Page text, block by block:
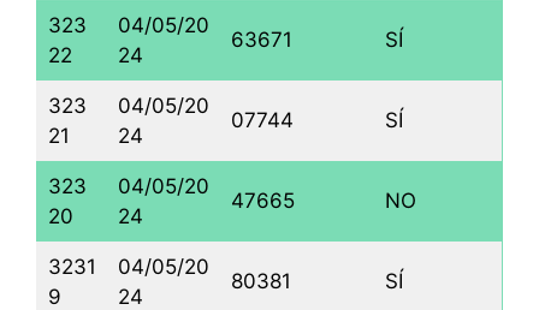
323
22
04/05/20
24
63671 SÍ
323
21
04/05/20
24
07744 SÍ
323
20
04/05/20
24
47665 NO
3231
9
04/05/20
24
80381 SÍ